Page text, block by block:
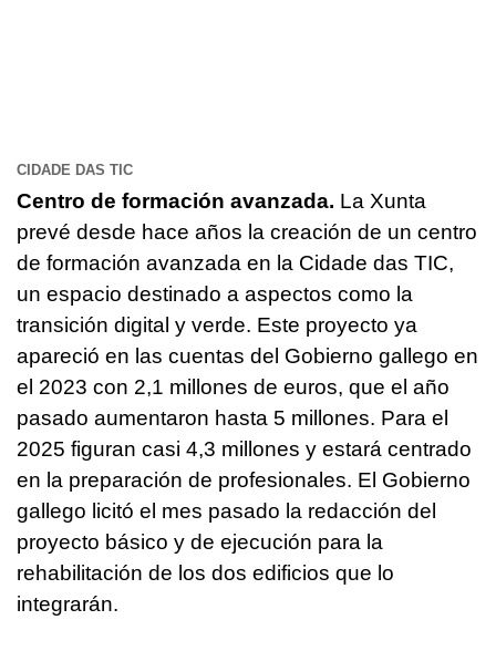
CIDADE DAS TIC
Centro de formación avanzada. La Xunta
prevé desde hace años la creación de un centro
de formación avanzada en la Cidade das TIC,
un espacio destinado a aspectos como la
transición digital y verde. Este proyecto ya
apareció en las cuentas del Gobierno gallego en
el 2023 con 2,1 millones de euros, que el año
pasado aumentaron hasta 5 millones. Para el
2025 figuran casi 4,3 millones y estará centrado
en la preparación de profesionales. El Gobierno
gallego licitó el mes pasado la redacción del
proyecto básico y de ejecución para la
rehabilitación de los dos edificios que lo
integrarán.